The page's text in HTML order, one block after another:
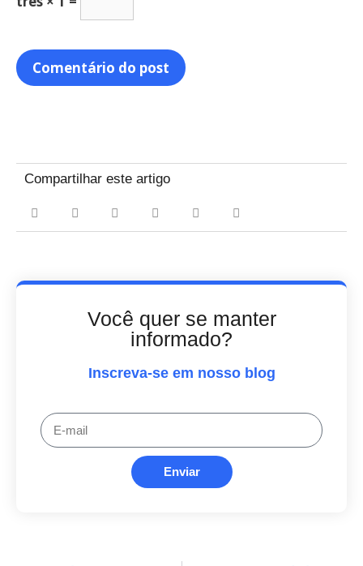
Compartilhar este artigo
Você quer se manter
informado?
Inscreva-se em nosso blog
Enviar